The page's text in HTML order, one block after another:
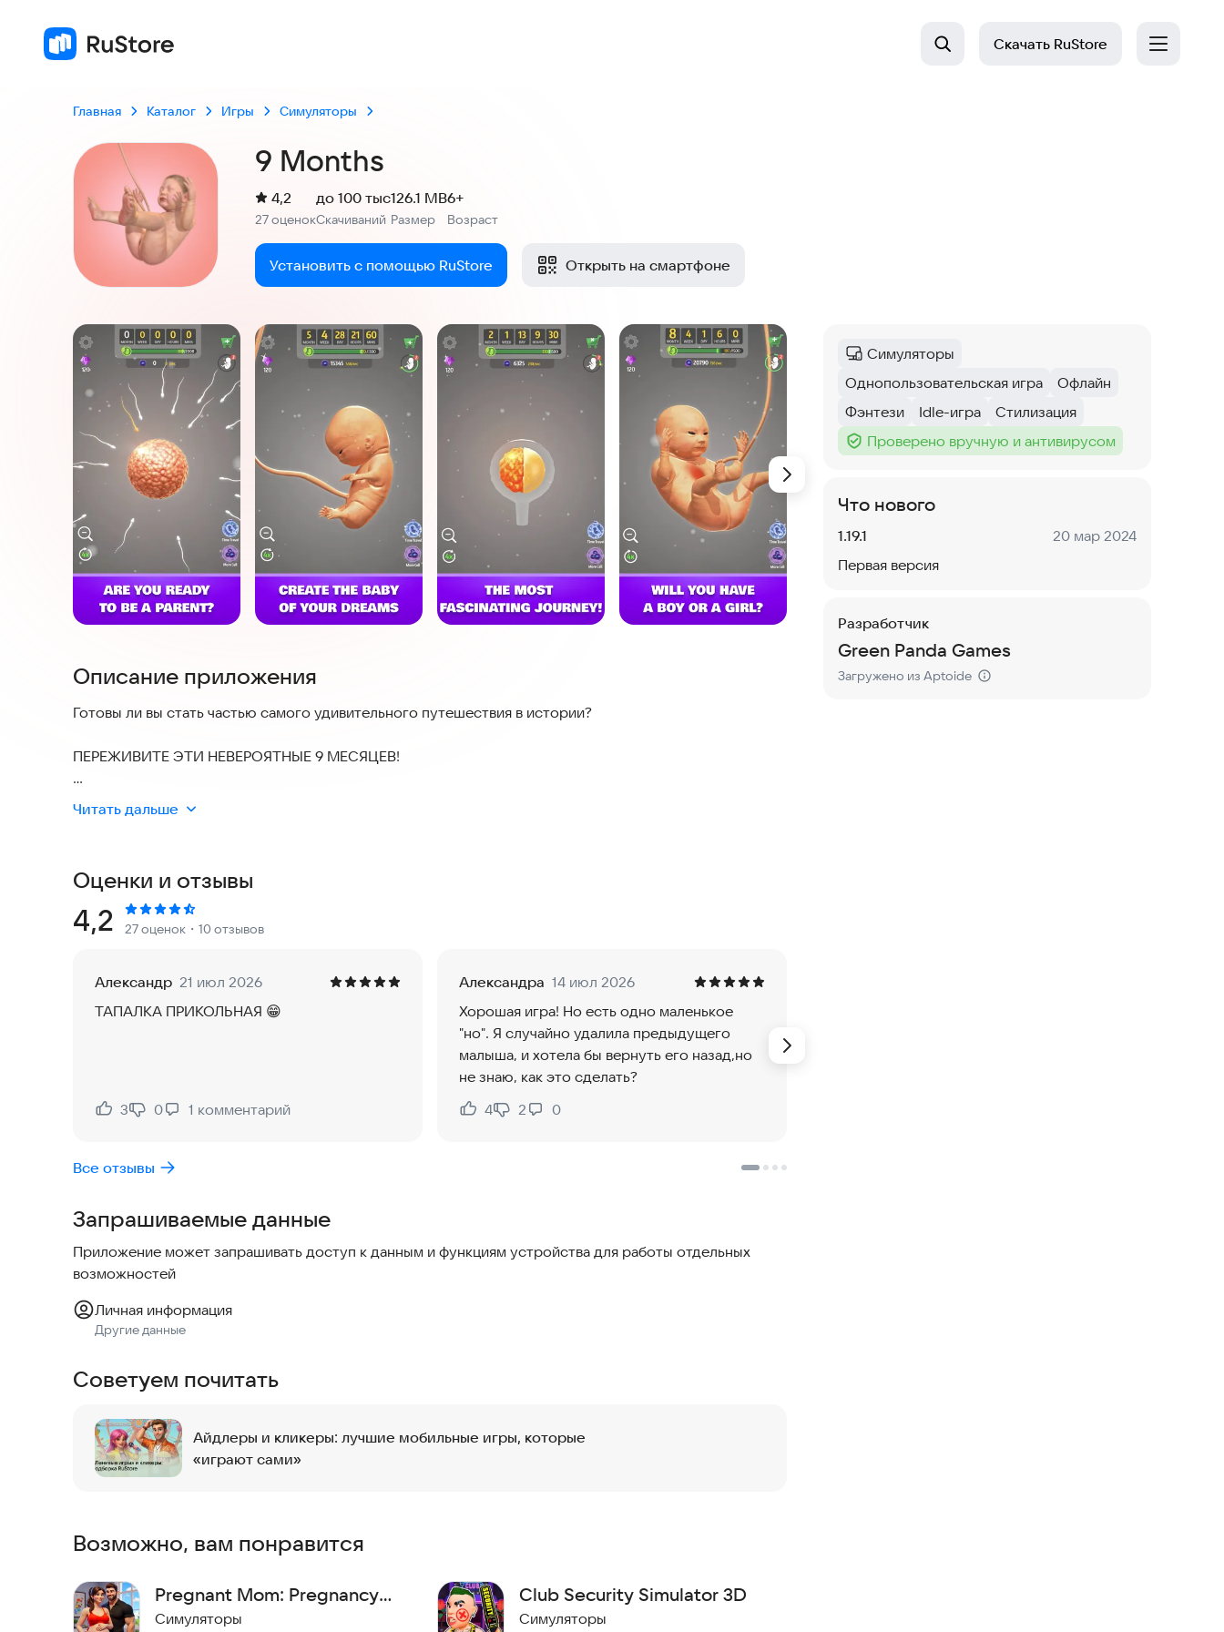
Скачать RuStore
Главная Каталог Игры Симуляторы
9 Months
Рейтинг:
4,2
27 оценокСкачиваний
до 100 тыс
Размер
126.1 MB
Возраст
6+
Установить с помощью RuStore Открыть на смартфоне
Скриншоты
Описание приложения
Готовы ли вы стать частью самого удивительного путешествия в истории?
ПЕРЕЖИВИТЕ ЭТИ НЕВЕРОЯТНЫЕ 9 МЕСЯЦЕВ!
Что ж, вы и все остальные в мире уже были частью этого, но мы даем вам уникальную возможность
пережить эти моменты снова!
первых слов следите за каждым этапом роста вашего ребенка, сохраняя его здоровым и счастливым.
УЧИТЕСЬ, ИГРАЯ
"9 месяцев" - это веселый и познавательный способ узнать больше о беременности. Мы стремимся
новое!
Через 9 месяцев после его рождения у вас есть выбор: растить мальчика или девочку. Выберите имя,
Попробуйте приложение прямо сейчас и начните свое виртуальное родительство.
Читать дальше
Оценки и отзывы
Рейтинг:
4,2 27 оценок ・10 отзывов
Александр 21 июл 2026
ТАПАЛКА ПРИКОЛЬНАЯ 😁
Нравится:
3
Не нравится:
0 1 комментарий
Александра 14 июл 2026
Хорошая игра! Но есть одно маленькое
"но". Я случайно удалила предыдущего
малыша, и хотела бы вернуть его назад,но
не знаю, как это сделать?
Нравится:
4
Не нравится:
2 0
Все отзывы
Запрашиваемые данные
Приложение может запрашивать доступ к данным и функциям устройства для работы отдельных
возможностей
Личная информация
Другие данные
Советуем почитать
Айдлеры и кликеры: лучшие мобильные игры, которые
«играют сами»
Возможно, вам понравится
Pregnant Mom: Pregnancy
Game
Симуляторы
Club Security Simulator 3D
Симуляторы
Категория:
Симуляторы
Тег:
Однопользовательская игра
Тег:
Офлайн
Тег:
Фэнтези
Тег:
Idle-игра
Тег:
Стилизация
Тег :
Проверено вручную и антивирусом
Что нового
Версия:
1.19.1 Дата:
20 мар 2024
Первая версия
Разработчик
Green Panda Games
Загружено из Aptoide